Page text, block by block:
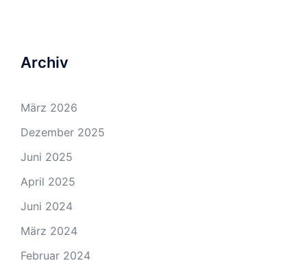
Archiv
März 2026
Dezember 2025
Juni 2025
April 2025
Juni 2024
März 2024
Februar 2024